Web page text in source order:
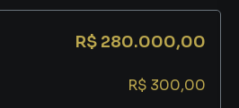
R$ 280.000,00
R$ 300,00